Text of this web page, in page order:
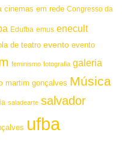
cinemas em rede Congresso da
Edufba emus enecult
de teatro evento evento
feminismo fotografia galeria
martim gonçalves Música
saladearte salvador
ufba